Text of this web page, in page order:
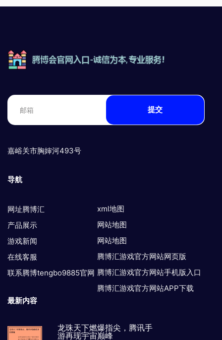
提交
嘉峪关市胸婶河493号
导航
网址腾博汇
产品展示
游戏新闻
在线客服
联系腾博tengbo9885官网
xml地图
网站地图
网站地图
腾博汇游戏官方网站网页版
腾博汇游戏官方网站手机版入口
腾博汇游戏官方网站APP下载
最新内容
龙珠天下燃爆指尖，腾讯手
游再现宇宙巅峰